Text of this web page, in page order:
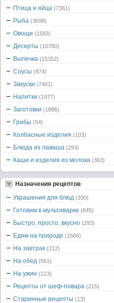
Птица и яйца (7361)
Рыба (3698)
Овощи (1583)
Десерты (10780)
Выпечка (15352)
Соусы (874)
Закуски (7401)
Напитки (1977)
Заготовки (1886)
Грибы (54)
Колбасные изделия (103)
Блюда из лаваша (293)
Каши и изделия из молока (363)
Назначения рецептов
Украшения для блюд (330)
Готовим в мультиварке (845)
Быстро, просто, вкусно (293)
Едим на природе (1566)
На завтрак (212)
На обед (561)
На ужин (123)
Рецепты от шеф-повара (215)
Старинные рецепты (13)